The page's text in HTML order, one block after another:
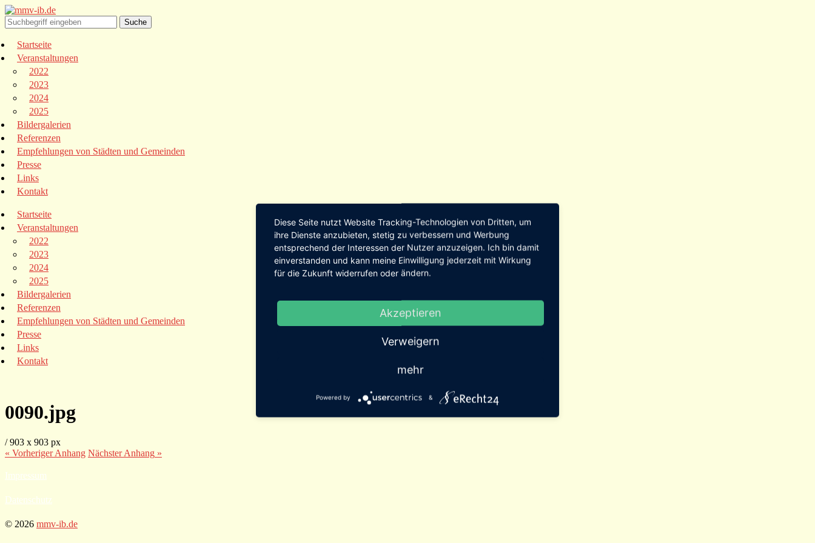
Startseite
Veranstaltungen
2022
2023
2024
2025
Bildergalerien
Referenzen
Empfehlungen von Städten und Gemeinden
Presse
Links
Kontakt
Startseite
Veranstaltungen
2022
2023
2024
2025
Bildergalerien
Referenzen
Empfehlungen von Städten und Gemeinden
Presse
Links
Kontakt
0090.jpg
/903 x 903 px
« VorherigerAnhang NächsterAnhang »
Impressum
Datenschutz
© 2026 mmv-ib.de
Diese Seite nutzt Website Tracking-Technologien von Dritten, um
ihre Dienste anzubieten, stetig zu verbessern und Werbung
entsprechend der Interessen der Nutzer anzuzeigen. Ich bin damit
einverstanden und kann meine Einwilligung jederzeit mit Wirkung
für die Zukunft widerrufen oder ändern.
Akzeptieren
Verweigern
mehr
Powered by &